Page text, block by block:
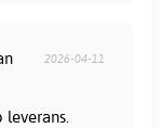
2026-04-11
leverans.